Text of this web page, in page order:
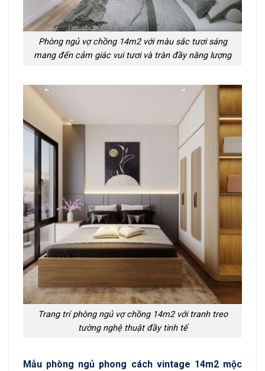
Phòng ngủ vợ chồng 14m2 với màu sắc tươi sáng
mang đến cảm giác vui tươi và tràn đầy năng lượng
Trang trí phòng ngủ vợ chồng 14m2 với tranh treo
tường nghệ thuật đầy tinh tế
Mẫu phòng ngủ phong cách vintage 14m2 mộc